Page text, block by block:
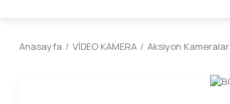
Anasayfa VİDEO KAMERA Aksiyon Kameralar